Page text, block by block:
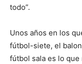
todo”.
Unos años en los
fútbol-siete, el
fútbol sala es lo que